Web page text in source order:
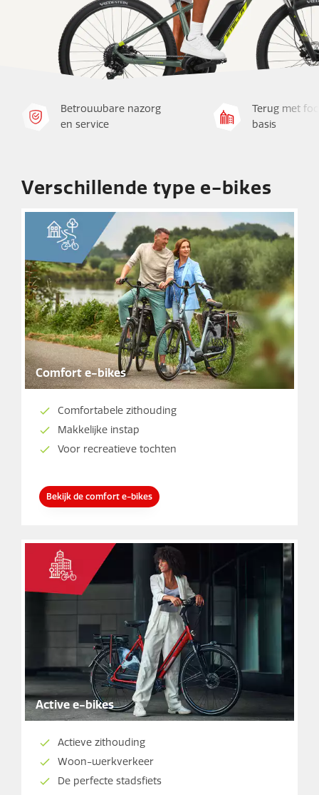
Betrouwbare nazorg
en service
Terug met
basis
Verschillende type e-bikes
Comfort e-bikes
Comfortabele zithouding
Makkelijke instap
Voor recreatieve tochten
Bekijk de comfort e-bikes
Active e-bikes
Actieve zithouding
Woon-werkverkeer
De perfecte stadsfiets